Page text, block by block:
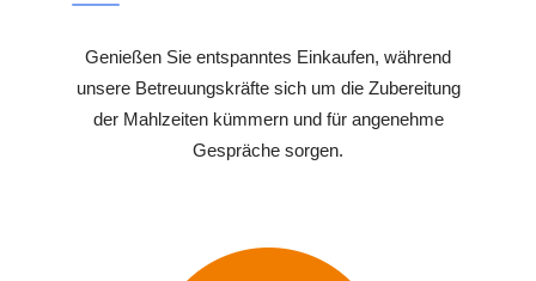
Genießen Sie entspanntes Einkaufen, während
unsere Betreuungskräfte sich um die Zubereitung
der Mahlzeiten kümmern und für angenehme
Gespräche sorgen.